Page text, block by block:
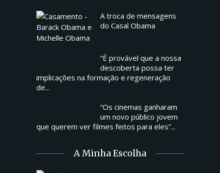
A troca de mensagens
do Casal Obama
“É provável que a nossa
descoberta possa ter
implicações na formação e regeneração
de...
“Os cinemas ganharam
um novo público jovem
que querem ver filmes feitos para eles”...
A Minha Escolha